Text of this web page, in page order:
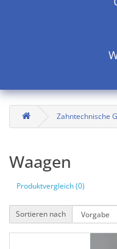
Zahntechnische
Waagen
Produktvergleich (0)
Sortieren nach